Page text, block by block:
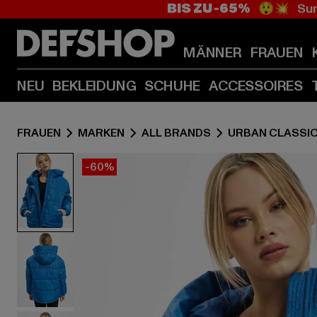
BIS ZU -65% 😲💥
MÄNNER FRAUEN
NEU BEKLEIDUNG SCHUHE ACCESSOIRES
FRAUEN MARKEN ALL BRANDS URBAN
-60%